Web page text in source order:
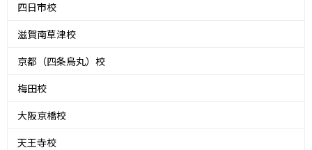
四日市校
滋賀南草津校
京都（四条烏丸）校
梅田校
大阪京橋校
天王寺校